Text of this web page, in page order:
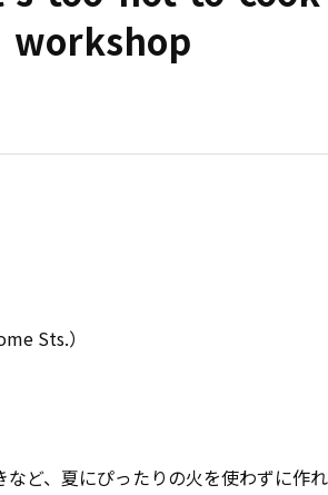
workshop
Sts.）
ど、夏にぴったりの火を使わずに作